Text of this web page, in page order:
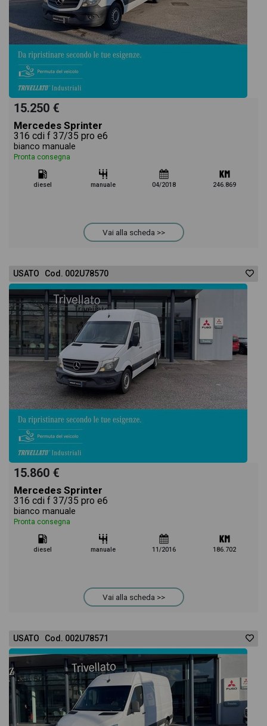
15.250 €
Mercedes Sprinter
316 cdi f 37/35 pro e6
bianco manuale
Pronta consegna
diesel manuale 04/2018 246.869
Vai alla scheda >>
USATO Cod. 002U78570
15.860 €
Mercedes Sprinter
316 cdi f 37/35 pro e6
bianco manuale
Pronta consegna
diesel manuale 11/2016 186.702
Vai alla scheda >>
USATO Cod. 002U78571